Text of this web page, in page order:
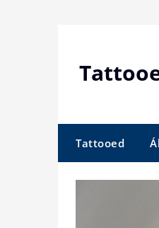
Tattooed